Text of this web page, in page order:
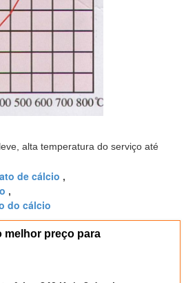
alta temperatura do serviço até
de cálcio ,
,
do cálcio
melhor preço para